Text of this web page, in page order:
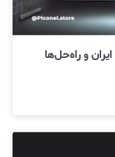
و راه‌حل‌ها